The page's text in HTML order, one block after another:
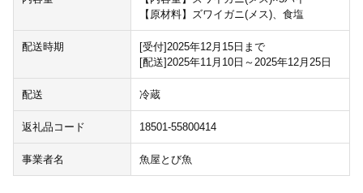
【原材料】ズワイガニ(メス)、食塩
配送時期
[受付]2025年12月15日まで
[配送]2025年11月10日～2025年12月25日
配送 冷蔵
返礼品コード 18501-55800414
事業者名 魚屋とび魚